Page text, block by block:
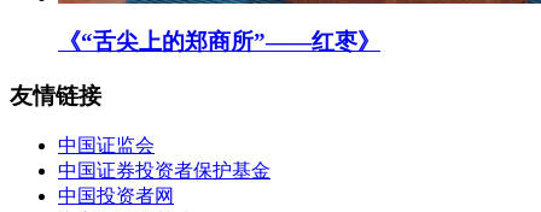
《“舌尖上的郑商所”——红枣》
友情链接
中国证监会
中国证券投资者保护基金
中国投资者网